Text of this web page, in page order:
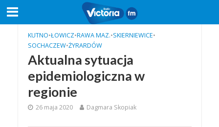
KUTNO•ŁOWICZ•RAWA MAZ.•SKIERNIEWICE•
SOCHACZEW•ŻYRARDÓW
Aktualna sytuacja
epidemiologiczna w
regionie
26 maja 2020 Dagmara Skopiak